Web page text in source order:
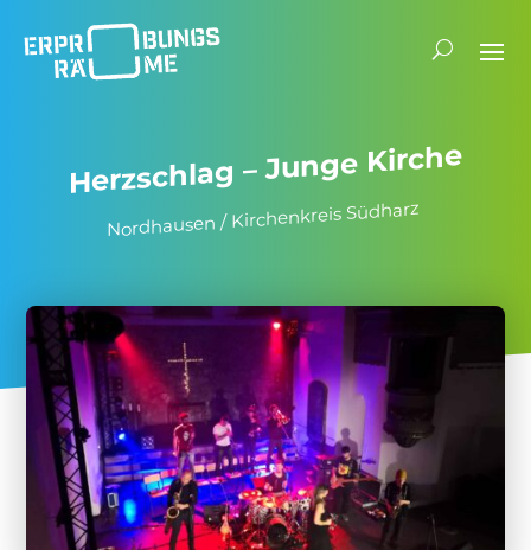
Herz­schlag – Junge Kirche
Nord­hausen / Kirchen­kreis Südharz